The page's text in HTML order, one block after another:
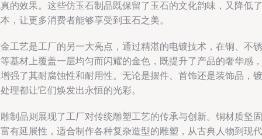
的效果。这些仿玉石制品既保留了玉石的文化韵味，又降低了
，让更多消费者能够享受到玉石之美。
工艺是工厂的另一大亮点，通过精湛的电镀技术，在铜、不锈
基材上覆盖一层均匀而闪耀的金色，既提升了产品的奢华感，
强了其耐腐蚀性和耐用性。无论是摆件、首饰还是装饰品，镀
理都让它们焕发出永恒的光彩。
制品则展现了工厂对传统雕塑工艺的传承与创新。铜材质坚固
有延展性，适合制作各种复杂造型的雕塑，从古典人物到现代